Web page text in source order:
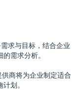
求与目标，结合企业
需求分析。
商将为企业制定适合
划。